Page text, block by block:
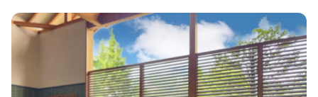
SPOTS
スポット紹介